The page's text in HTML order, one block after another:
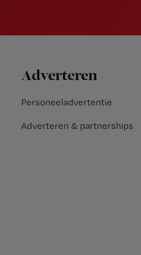
Adverteren
Personeeladvertentie
Adverteren & partnerships